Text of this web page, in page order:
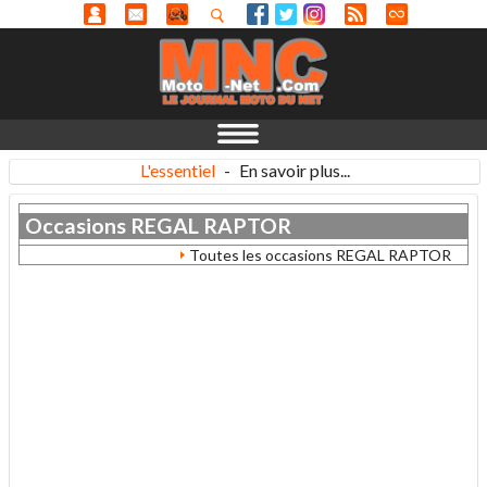
L'essentiel - En savoir plus...
Occasions REGAL RAPTOR
Toutes les occasions REGAL RAPTOR